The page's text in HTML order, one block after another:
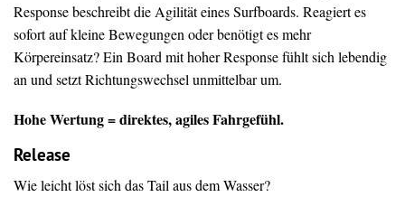
Response beschreibt die Agilität eines Surfboards. Reagiert es
sofort auf kleine Bewegungen oder benötigt es mehr
Körpereinsatz? Ein Board mit hoher Response fühlt sich lebendig
an und setzt Richtungswechsel unmittelbar um.
Hohe Wertung = direktes, agiles Fahrgefühl.
Release
Wie leicht löst sich das Tail aus dem Wasser?